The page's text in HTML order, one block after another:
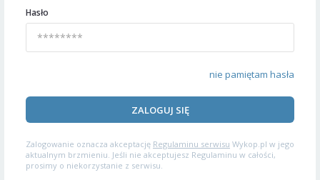
Hasło
nie pamiętam hasła
ZALOGUJ SIĘ
Zalogowanie oznacza akceptację Regulaminu serwisu Wykop.pl w jego
aktualnym brzmieniu. Jeśli nie akceptujesz Regulaminu w całości,
prosimy o niekorzystanie z serwisu.